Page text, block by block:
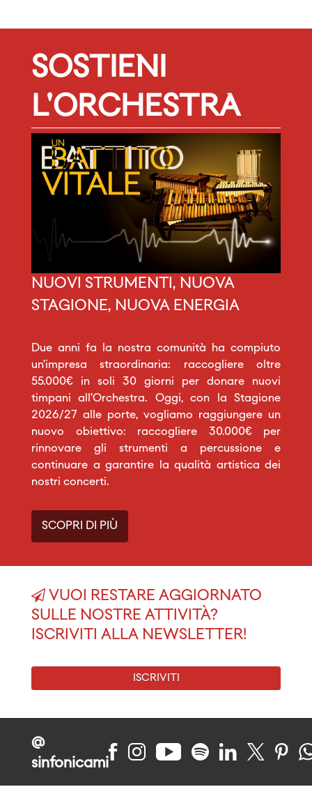
SOSTIENI
L'ORCHESTRA
NUOVI STRUMENTI, NUOVA
STAGIONE, NUOVA ENERGIA
Due anni fa la nostra comunità ha compiuto
un’impresa straordinaria: raccogliere oltre
55.000€ in soli 30 giorni per donare nuovi
timpani all’Orchestra. Oggi, con la Stagione
2026/27 alle porte, vogliamo raggiungere un
nuovo obiettivo: raccogliere 30.000€ per
rinnovare gli strumenti a percussione e
continuare a garantire la qualità artistica dei
nostri concerti.
SCOPRI DI PIÙ
VUOI RESTARE AGGIORNATO
SULLE NOSTRE ATTIVITÀ?
ISCRIVITI ALLA NEWSLETTER!
ISCRIVITI
@
sinfonicami